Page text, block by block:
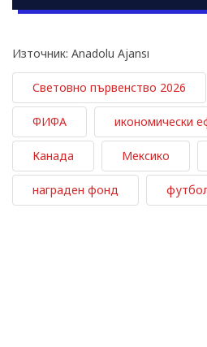
Източник: Anadolu Ajansı
Световно първенство 2026
ФИФА икономически
Канада Мексико
награден фонд